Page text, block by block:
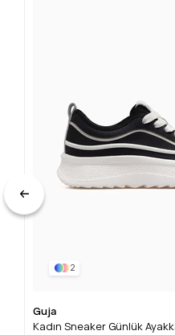
2
Guja
Kadın Sneaker Günlük